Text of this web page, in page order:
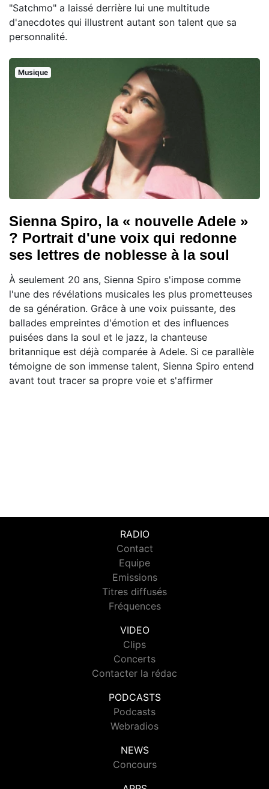
"Satchmo" a laissé derrière lui une multitude
d'anecdotes qui illustrent autant son talent que sa
personnalité.
Musique
Sienna Spiro, la « nouvelle Adele »
? Portrait d'une voix qui redonne
ses lettres de noblesse à la soul
À seulement 20 ans, Sienna Spiro s'impose comme
l'une des révélations musicales les plus prometteuses
de sa génération. Grâce à une voix puissante, des
ballades empreintes d'émotion et des influences
puisées dans la soul et le jazz, la chanteuse
britannique est déjà comparée à Adele. Si ce parallèle
témoigne de son immense talent, Sienna Spiro entend
avant tout tracer sa propre voie et s'affirmer
RADIO
Contact
Equipe
Emissions
Titres diffusés
Fréquences
VIDEO
Clips
Concerts
Contacter la rédac
PODCASTS
Podcasts
Webradios
NEWS
Concours